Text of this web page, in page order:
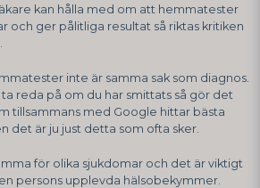
kan hålla med om att hemmatester
och ger pålitliga resultat så riktas kritiken
inte är samma sak som diagnos.
ta reda på om du har smittats så gör det
tillsammans med Google hittar bästa
det är ju just detta som ofta sker.
för olika sjukdomar och det är viktigt
persons upplevda hälsobekymmer.